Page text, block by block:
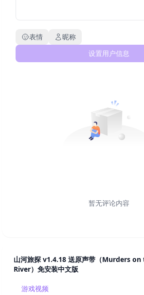
表情
昵称
设置用户信息
暂无评论内容
山河旅探 v1.4.18 送原声带（Murders
River）免安装中文版
游戏视频